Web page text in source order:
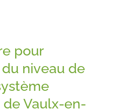
pour
niveau de
de Vaulx-en-